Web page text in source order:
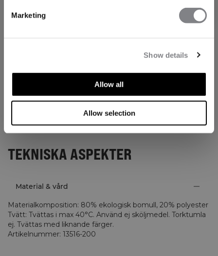
Marketing
Show details
Allow all
Allow selection
TEKNISKA ASPEKTER
Material & vård
Materialkomposition: 80% ekologisk bomull, 20% polyester
Tvätt: Tvättas i max 40°C. Använd ej sköljmedel. Torktumla
ej. Tvättas med liknande färger.
Artikelnummer: 13516-200